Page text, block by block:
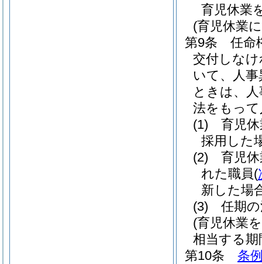
育児休業
(育児休業
第9条
任命
交付しな
いて、人
ときは、
法をもっ
(1)
育児
採用した
(2)
育児
れた職員(
新した場
(3)
任期
(育児休業
相当する期
第10条
条